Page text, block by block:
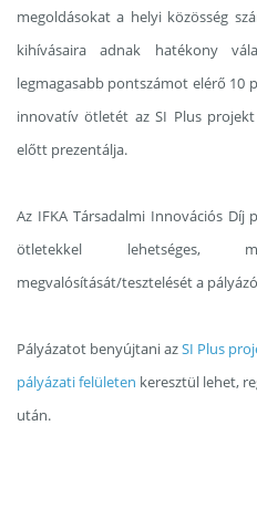
megoldásokat a helyi közösség
kihívásaira adnak hatékony
legmagasabb pontszámot elérő 10
innovatív ötletét az SI Plus
előtt prezentálja.
Az IFKA Társadalmi Innovációs
ötletekkel lehetséges,
megvalósítását/tesztelését a
Pályázatot benyújtani azSI Plus
pályázati felületen keresztül lehet,
után.